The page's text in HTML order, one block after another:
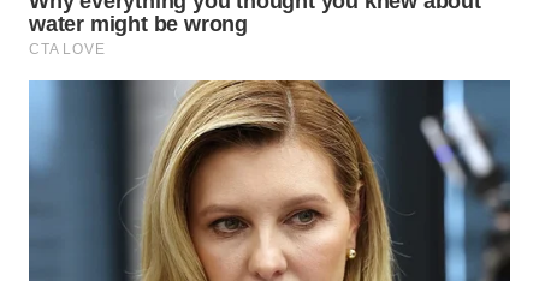
WN DELI
SERDANG